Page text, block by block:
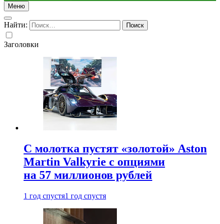
Меню
Найти:
Заголовки
С молотка пустят «золотой» Aston
Martin Valkyrie с опциями
на 57 миллионов рублей
1 год спустя1 год спустя